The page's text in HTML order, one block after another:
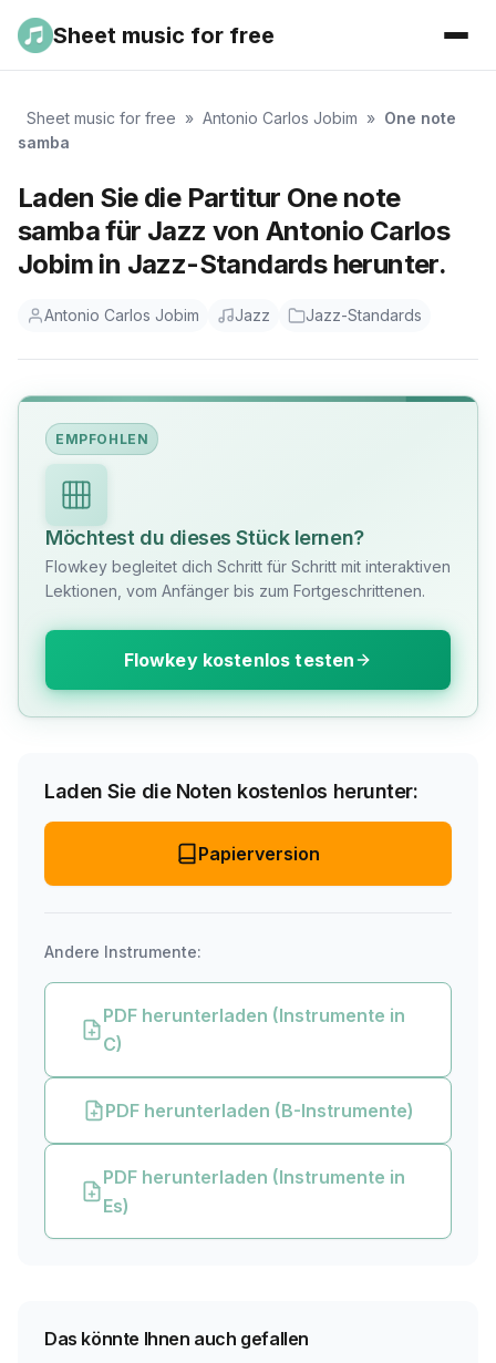
Sheet music for free
Sheet music for free » Antonio Carlos Jobim » One note
samba
Laden Sie die Partitur One note
samba für Jazz von Antonio Carlos
Jobim in Jazz-Standards herunter.
Antonio Carlos Jobim Jazz Jazz-Standards
EMPFOHLEN
Möchtest du dieses Stück lernen?
Flowkey begleitet dich Schritt für Schritt mit interaktiven
Lektionen, vom Anfänger bis zum Fortgeschrittenen.
Flowkey kostenlos testen
Laden Sie die Noten kostenlos herunter:
Papierversion
Andere Instrumente:
PDF herunterladen (Instrumente in
C)
PDF herunterladen (B-Instrumente)
PDF herunterladen (Instrumente in
Es)
Das könnte Ihnen auch gefallen